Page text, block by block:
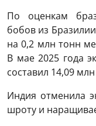
По оценкам
бобов из
на 0,2 млн тонн
В мае 2025 года
составил 14,09
Индия отменила
шроту и